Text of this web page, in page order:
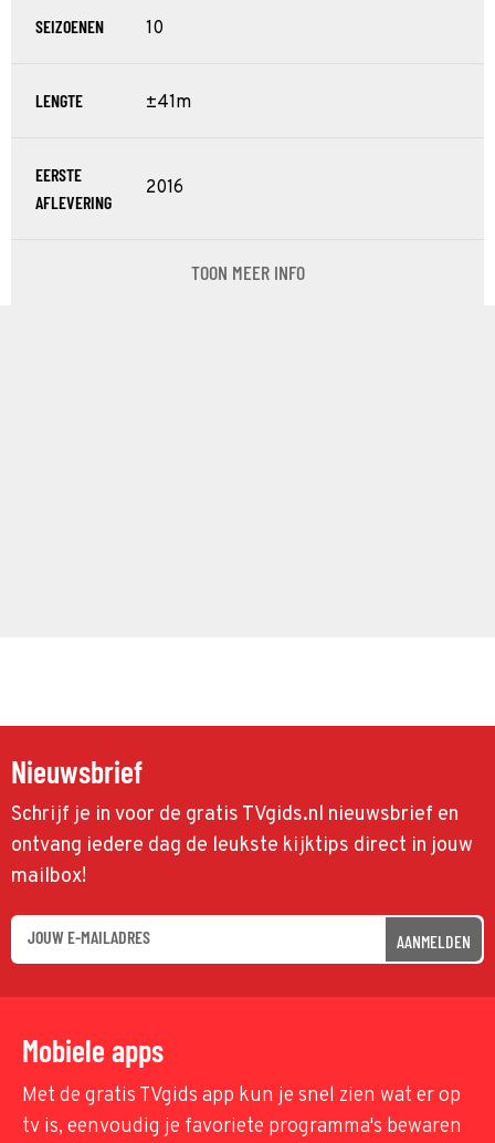
SEIZOENEN 10
LENGTE ±41m
EERSTE
AFLEVERING
2016
TOON MEER INFO
Nieuwsbrief
Schrijf je in voor de gratis TVgids.nl nieuwsbrief en
ontvang iedere dag de leukste kijktips direct in jouw
mailbox!
AANMELDEN
Mobiele apps
Met de gratis TVgids app kun je snel zien wat er op
tv is, eenvoudig je favoriete programma's bewaren